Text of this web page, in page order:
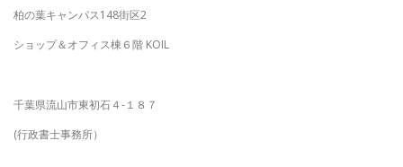
柏の葉キャンパス148街区2
ショップ＆オフィス棟６階 KOIL
千葉県流山市東初石４-１８７
(行政書士事務所）